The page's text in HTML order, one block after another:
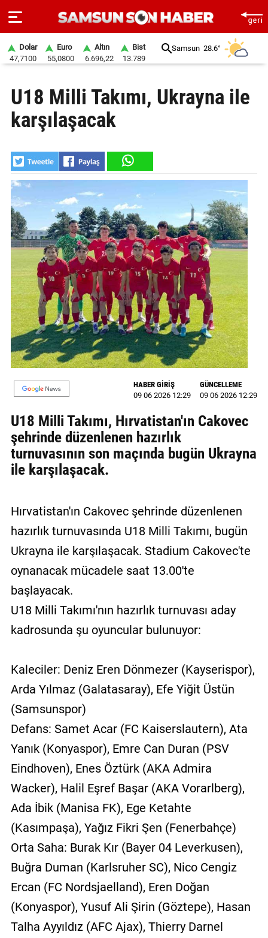
SAYFA
SAMSUN
SAMSUNSPOR
GÜNDEM
SİYASET
EKONOMİ
DÜNYA
MAGAZİN
GALERİ
VİDEO
YAZARLAR
BİZE
Künye
İletişim
Gizlilik
Dolar
47,7100
Euro
55,0800
Altın
6.696,22
Bist
13.789
Samsun 28.6°
U18 Milli Takımı, Ukrayna ile
karşılaşacak
HABER GİRİŞ
09 06 2026 12:29
GÜNCELLEME
09 06 2026 12:29
U18 Milli Takımı, Hırvatistan'ın Cakovec
şehrinde düzenlenen hazırlık
turnuvasının son maçında bugün Ukrayna
ile karşılaşacak.
Hırvatistan'ın Cakovec şehrinde düzenlenen
hazırlık turnuvasında U18 Milli Takımı, bugün
Ukrayna ile karşılaşacak. Stadium Cakovec'te
oynanacak mücadele saat 13.00'te
başlayacak.
U18 Milli Takımı'nın hazırlık turnuvası aday
kadrosunda şu oyuncular bulunuyor:
Kaleciler: Deniz Eren Dönmezer (Kayserispor),
Arda Yılmaz (Galatasaray), Efe Yiğit Üstün
(Samsunspor)
Defans: Samet Acar (FC Kaiserslautern), Ata
Yanık (Konyaspor), Emre Can Duran (PSV
Eindhoven), Enes Öztürk (AKA Admira
Wacker), Halil Eşref Başar (AKA Vorarlberg),
Ada İbik (Manisa FK), Ege Ketahte
(Kasımpaşa), Yağız Fikri Şen (Fenerbahçe)
Orta Saha: Burak Kır (Bayer 04 Leverkusen),
Buğra Duman (Karlsruher SC), Nico Cengiz
Ercan (FC Nordsjaelland), Eren Doğan
(Konyaspor), Yusuf Ali Şirin (Göztepe), Hasan
Talha Ayyıldız (AFC Ajax), Thierry Darnel